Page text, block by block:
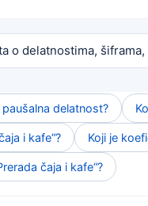
o delatnostima,
paušalna delatnost?
i kafe“? Koji je
čaja i kafe“?